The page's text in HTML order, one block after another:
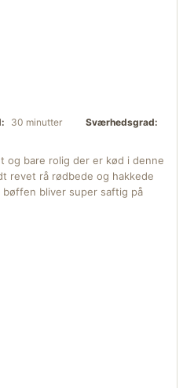
30 minutter
Sværhedsgrad:
og bare rolig der er kød i denne
revet rå rødbede og hakkede
bliver super saftig på